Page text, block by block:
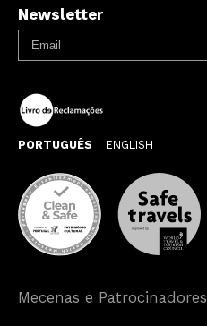
Newsletter
PORTUGUÊS ENGLISH
Mecenas e Patrocinadores